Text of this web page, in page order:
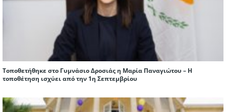
Τοποθετήθηκε στο Γυμνάσιο Δροσιάς η Μαρία Παναγιώτου – Η
τοποθέτηση ισχύει από την 1η Σεπτεμβρίου